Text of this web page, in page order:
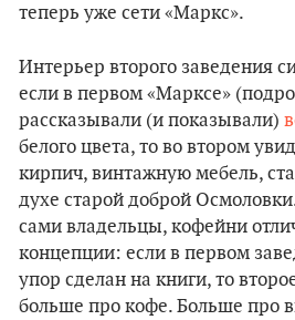
теперь уже сети «Маркс».
Интерьер второго заведения
если в первом «Марксе»
рассказывали (и показывали)
белого цвета, то во втором
кирпич, винтажную мебель,
духе старой доброй
сами владельцы, кофейни
концепции: если в первом
упор сделан на книги, то
больше про кофе. Больше про